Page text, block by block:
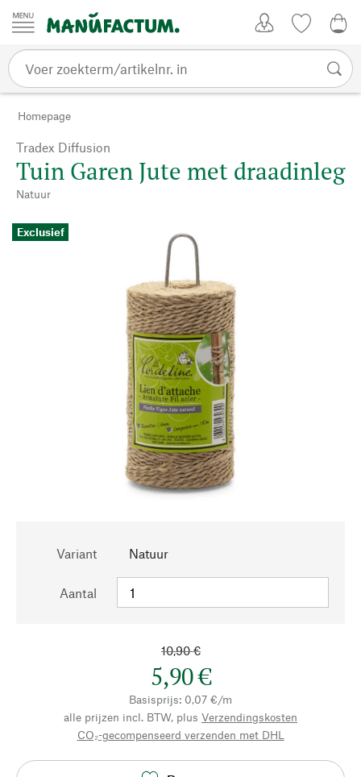
Passer au contenu
Homepage
Tradex Diffusion
Tuin Garen Jute met draadinleg
Natuur
Exclusief
Variant Natuur
Aantal
10,90 €
5,90 €
Basisprijs: 0,07 €/m
alle prijzen incl. BTW, plus Verzendingskosten
CO₂-gecompenseerd verzenden met DHL